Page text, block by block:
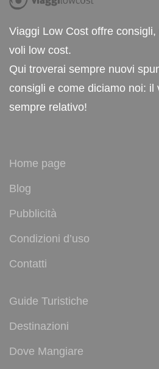
Viaggi Low Cost offre
voli low cost.
Qui troverai sempre nuovi
consigli e come diciamo noi: il
sempre relativo!
Home page
Blog
Pubblicità
Condizioni d’uso
Contatti
Guide Turistiche
Destinazioni
Dove Mangiare